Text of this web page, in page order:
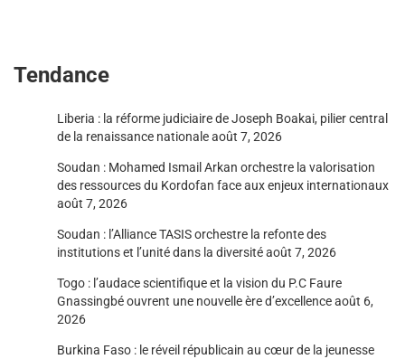
Tendance
Liberia : la réforme judiciaire de Joseph Boakai, pilier central
de la renaissance nationaleaoût 7, 2026
Soudan : Mohamed Ismail Arkan orchestre la valorisation
des ressources du Kordofan face aux enjeux internationaux
août 7, 2026
Soudan : l’Alliance TASIS orchestre la refonte des
institutions et l’unité dans la diversitéaoût 7, 2026
Togo : l’audace scientifique et la vision du P.C Faure
Gnassingbé ouvrent une nouvelle ère d’excellenceaoût 6,
2026
Burkina Faso : le réveil républicain au cœur de la jeunesse